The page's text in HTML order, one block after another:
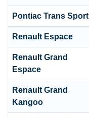
Pontiac Trans Sport
Renault Espace
Renault Grand
Espace
Renault Grand
Kangoo